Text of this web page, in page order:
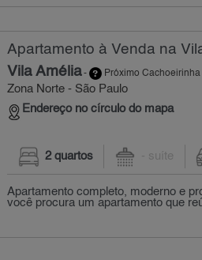
Apartamento à Venda na
Vila Amélia- Próximo Cachoeirinha
Zona Norte - São Paulo
Endereço no círculo do mapa
2 quartos - suíte
Apartamento completo, moderno e
você procura um apartamento que